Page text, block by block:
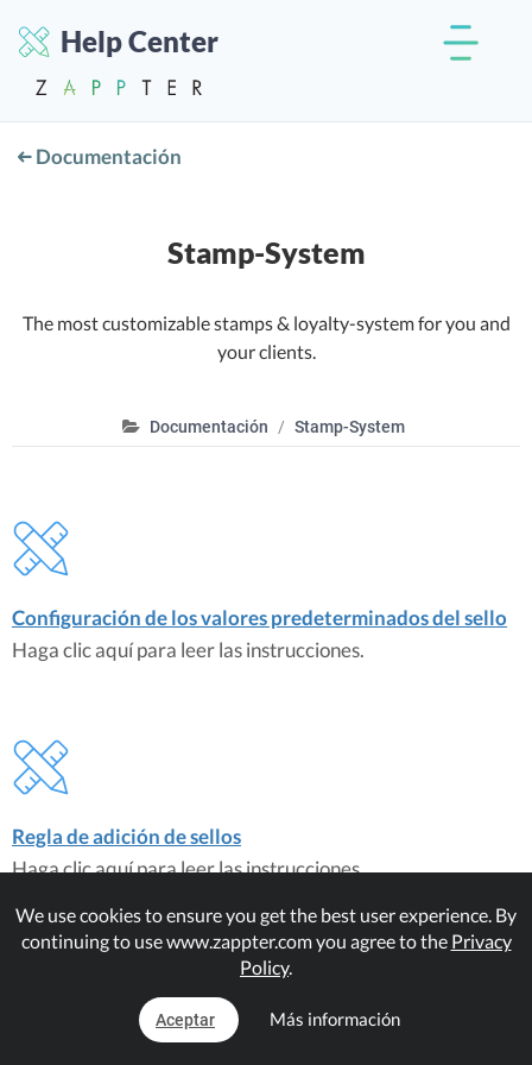
Help Center
Documentación
Stamp-System
The most customizable stamps & loyalty-system for you and
your clients.
Documentación Stamp-System
Configuración de los valores predeterminados del sello
Haga clic aquí para leer las instrucciones.
Regla de adición de sellos
Haga clic aquí para leer las instrucciones.
We use cookies to ensure you get the best user experience. By
continuing to use www.zappter.com you agree to the Privacy
Policy.
Aceptar Más información